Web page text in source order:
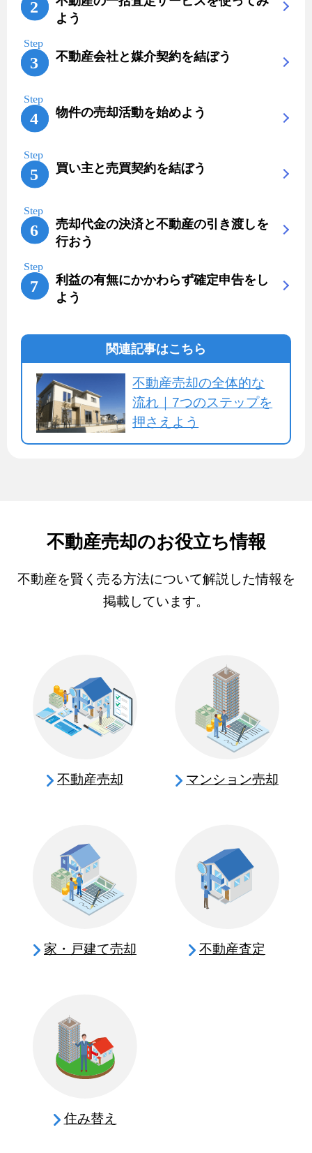
よう
不動産会社と媒介契約を結ぼう
物件の売却活動を始めよう
買い主と売買契約を結ぼう
売却代金の決済と不動産の引き渡しを
行おう
利益の有無にかかわらず確定申告をし
よう
関連記事はこちら
不動産売却の全体的な
流れ｜7つのステップを
押さえよう
不動産売却のお役立ち情報
不動産を賢く売る方法について解説した情報を
掲載しています。
不動産売却 マンション売却
家・戸建て売却 不動産査定
住み替え